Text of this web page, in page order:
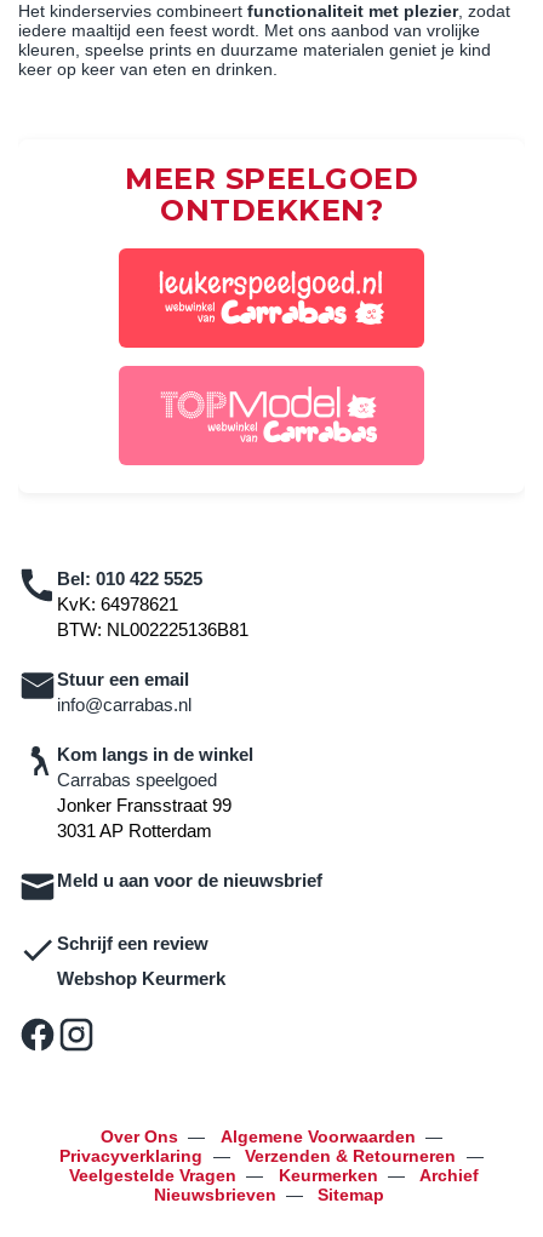
Het kinderservies combineert functionaliteit met plezier, zodat
iedere maaltijd een feest wordt. Met ons aanbod van vrolijke
kleuren, speelse prints en duurzame materialen geniet je kind
keer op keer van eten en drinken.
MEER SPEELGOED
ONTDEKKEN?
Bel: 010 422 5525
KvK: 64978621
BTW: NL002225136B81
Stuur een email
info@carrabas.nl
Kom langs in de winkel
Carrabas speelgoed
Jonker Fransstraat 99
3031 AP Rotterdam
Meld u aan voor de nieuwsbrief
Schrijf een review
Webshop Keurmerk
Over Ons — Algemene Voorwaarden —
Privacyverklaring
— Verzenden & Retourneren
—
Veelgestelde Vragen — Keurmerken —
Archief
Nieuwsbrieven — Sitemap